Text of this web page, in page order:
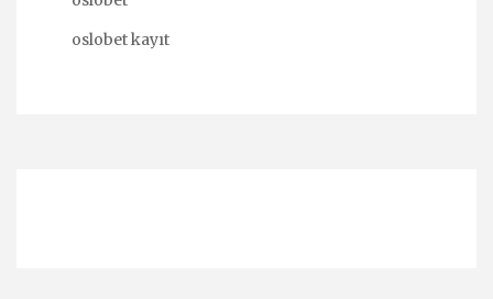
oslobet kayıt